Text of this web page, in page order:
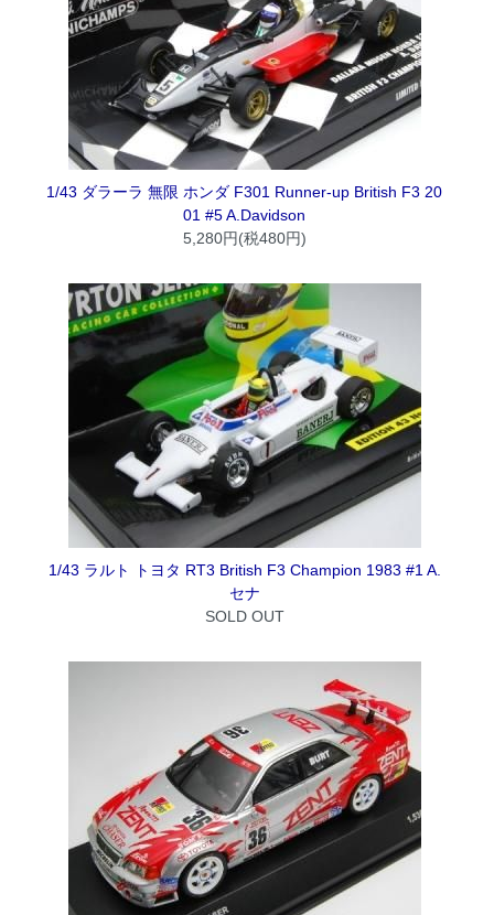
1/43 ダラーラ 無限 ホンダ F301 Runner-up British F3 20
01 #5 A.Davidson
5,280円(税480円)
1/43 ラルト トヨタ RT3 British F3 Champion 1983 #1 A.
セナ
SOLD OUT